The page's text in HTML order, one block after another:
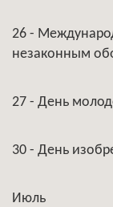
26 -
незаконным
27 - День
30 - День
Июль